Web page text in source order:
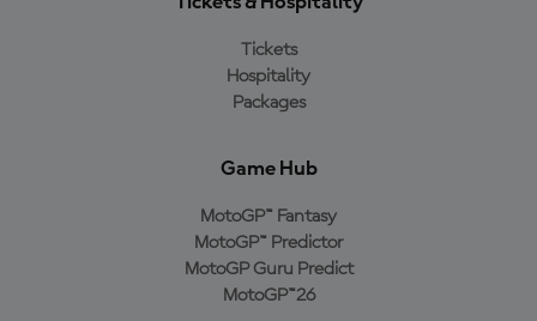
Tickets
Hospitality
Packages
Game Hub
MotoGP™ Fantasy
MotoGP™ Predictor
MotoGP Guru Predict
MotoGP™26